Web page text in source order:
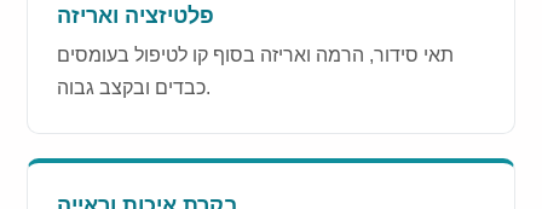
פלטיזציה ואריזה
תאי סידור, הרמה ואריזה בסוף קו לטיפול בעומסים
כבדים ובקצב גבוה.